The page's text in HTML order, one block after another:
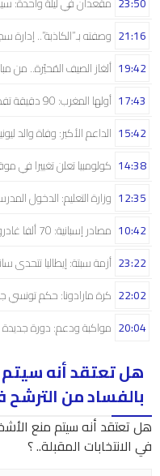
وصفته بـ”الكاذبة”.. 21:16
ألغاز الصيف المُحيّرة.. من 19:42
أولها المغرب: 90 دقيقة تفصل أربع منتخبات إفريقية عن مونديال البرازيل 17:43
الداعم الأكبر: وفاة والد ليونيل ميسي عن 68 15:42
كولومبيا تعلن تغييرا في 14:38
وزارة التعليم: الدخول 12:35
مصادر إسبانية: 70 ألفا غادروا سبتة.. وسيتم نقل قاصرين للبر الرئيسي 10:42
أزمة سبتة: إيطاليا تتحدى 23:22
كرة مارادونا: حكم تونسي 22:02
مواكبة ودعم: دورة جديدة 20:04
هل تعتقد أنه
بالفساد من الترشح
هل تعتقد أنه سيتم منع
في الانتخابات المقبلة.. ؟